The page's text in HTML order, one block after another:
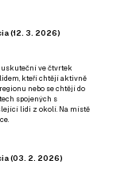
(12. 3. 2026)
uskuteční ve čtvrtek
lidem, kteří chtějí aktivně
nebo se chtějí do
spojených s
lidi z okolí. Na místě
(03. 2. 2026)